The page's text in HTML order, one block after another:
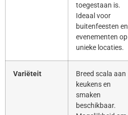
toegestaan is.
Ideaal voor
buitenfeesten en
evenementen op
unieke locaties.
Variëteit
Breed scala aan
keukens en
smaken
beschikbaar.